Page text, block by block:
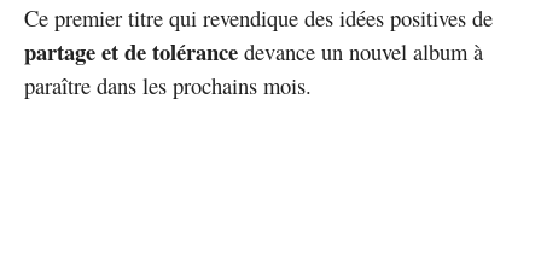
Ce premier titre qui revendique des idées positives de
partage et de tolérance devance un nouvel album à
paraître dans les prochains mois.